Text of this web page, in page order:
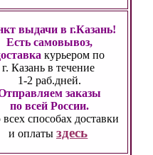
выдачи в г.Казань!
Есть самовывоз,
курьером по
г. Казань в течение
1-2 раб.дней.
заказы
по всей России.
способах доставки
и оплатыздесь